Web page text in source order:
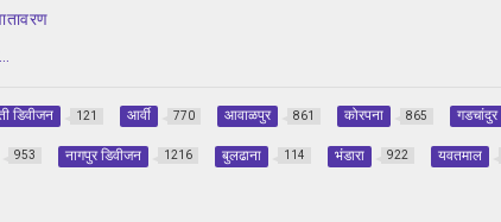
डिवीजन 121 आर्वी 770 आवाळपुर 861 कोरपना 865 गडचांदुर
953 नागपुर डिवीजन 1216 बुलढाना 114 भंडारा 922 यवतमाल